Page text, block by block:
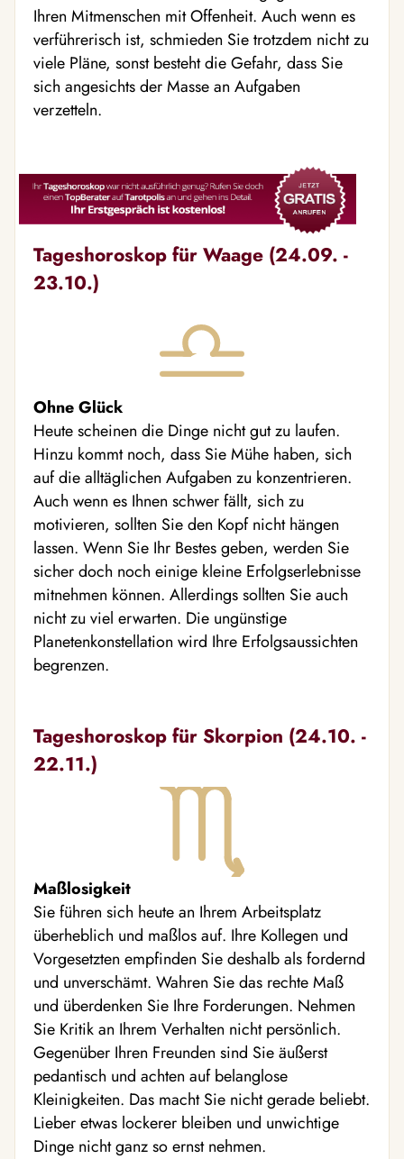
Ihren Mitmenschen mit Offenheit. Auch wenn es
verführerisch ist, schmieden Sie trotzdem nicht zu
viele Pläne, sonst besteht die Gefahr, dass Sie
sich angesichts der Masse an Aufgaben
verzetteln.
Tageshoroskop für Waage (24.09. -
23.10.)
Ohne Glück
Heute scheinen die Dinge nicht gut zu laufen.
Hinzu kommt noch, dass Sie Mühe haben, sich
auf die alltäglichen Aufgaben zu konzentrieren.
Auch wenn es Ihnen schwer fällt, sich zu
motivieren, sollten Sie den Kopf nicht hängen
lassen. Wenn Sie Ihr Bestes geben, werden Sie
sicher doch noch einige kleine Erfolgserlebnisse
mitnehmen können. Allerdings sollten Sie auch
nicht zu viel erwarten. Die ungünstige
Planetenkonstellation wird Ihre Erfolgsaussichten
begrenzen.
Tageshoroskop für Skorpion (24.10. -
22.11.)
Maßlosigkeit
Sie führen sich heute an Ihrem Arbeitsplatz
überheblich und maßlos auf. Ihre Kollegen und
Vorgesetzten empfinden Sie deshalb als fordernd
und unverschämt. Wahren Sie das rechte Maß
und überdenken Sie Ihre Forderungen. Nehmen
Sie Kritik an Ihrem Verhalten nicht persönlich.
Gegenüber Ihren Freunden sind Sie äußerst
pedantisch und achten auf belanglose
Kleinigkeiten. Das macht Sie nicht gerade beliebt.
Lieber etwas lockerer bleiben und unwichtige
Dinge nicht ganz so ernst nehmen.